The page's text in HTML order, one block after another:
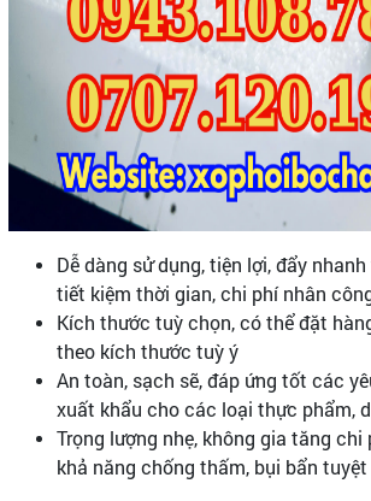
Dễ dàng sử dụng, tiện lợi, đẩy
tiết kiệm thời gian, chi phí nhân
Kích thước tuỳ chọn, có thể đặt
theo kích thước tuỳ ý
An toàn, sạch sẽ, đáp ứng tốt các
xuất khẩu cho các loại thực phẩm,
Trọng lượng nhẹ, không gia tăng chi
khả năng chống thấm, bụi bẩn tuyệt